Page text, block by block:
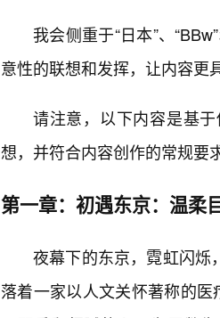
我会侧重于“日本”、
意性的联想和发挥，让内容更
请注意，以下内容是基
想，并符合内容创作的常规要
第一章：初遇东京：温柔
夜幕下的东京，霓虹闪烁
落着一家以人文关怀著称的